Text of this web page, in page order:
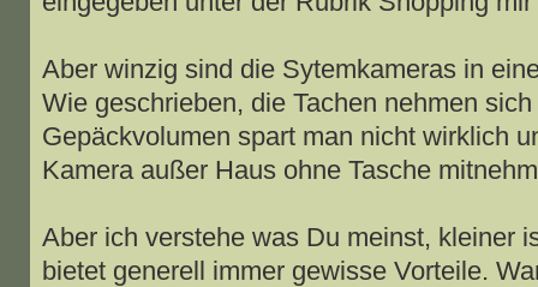
Aber winzig sind die Sytemkameras in
Wie geschrieben, die Tachen nehmen
Gepäckvolumen spart man nicht wirklich
Kamera außer Haus ohne Tasche
Aber ich verstehe was Du meinst, kleiner
bietet generell immer gewisse Vorteile.